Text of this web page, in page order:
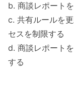
b. 商談レポート
c. 共有ルールを
セスを制限する
d. 商談レポート
する